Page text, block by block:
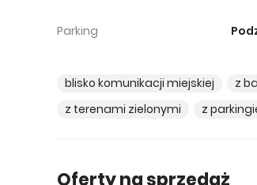
Parking
blisko komunikacji miejskiej z
z terenami zielonymi
z
Oferty na sprzedaż